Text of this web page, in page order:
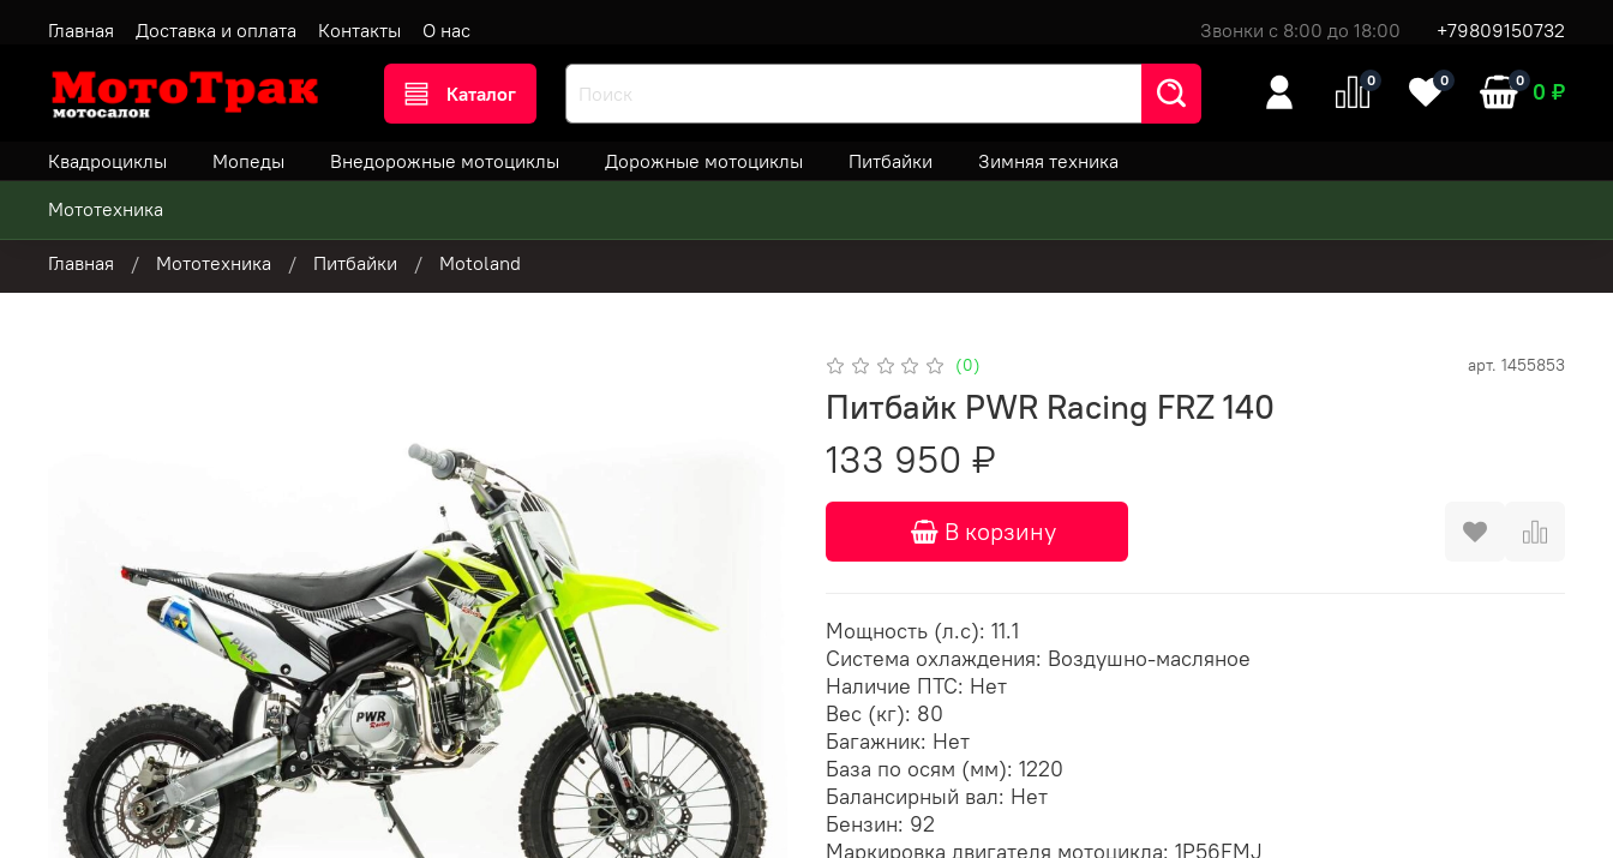
Главная Доставка и оплата Контакты О нас Звонки с 8:00 до 18:00 +79809150732
Каталог
0 0 0 0 ₽
Квадроциклы Мопеды Внедорожные мотоциклы Дорожные мотоциклы Питбайки Зимняя техника
Мототехника
Главная Мототехника Питбайки Motoland
(0) арт. 1455853
Питбайк PWR Racing FRZ 140
133 950 ₽
В корзину
Мощность (л.с): 11.1
Система охлаждения: Воздушно-масляное
Наличие ПТС: Нет
Вес (кг): 80
Багажник: Нет
База по осям (мм): 1220
Балансирный вал: Нет
Бензин: 92
Маркировка двигателя мотоцикла: 1P56FMJ